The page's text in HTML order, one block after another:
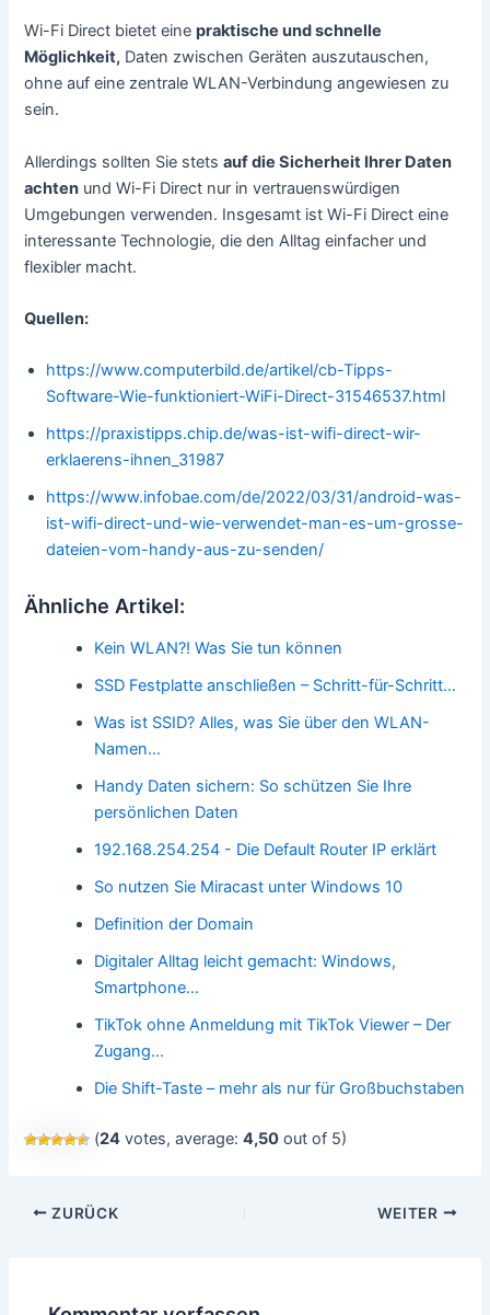
Wi-Fi Direct bietet einepraktische und schnelle
Möglichkeit, Daten zwischen Geräten auszutauschen,
ohne auf eine zentrale WLAN-Verbindung angewiesen zu
sein.
Allerdings sollten Sie stetsauf die Sicherheit Ihrer Daten
achten und Wi-Fi Direct nur in vertrauenswürdigen
Umgebungen verwenden. Insgesamt ist Wi-Fi Direct eine
interessante Technologie, die den Alltag einfacher und
flexibler macht.
Quellen:
https://www.computerbild.de/artikel/cb-Tipps-
Software-Wie-funktioniert-WiFi-Direct-31546537.html
https://praxistipps.chip.de/was-ist-wifi-direct-wir-
erklaerens-ihnen_31987
https://www.infobae.com/de/2022/03/31/android-was-
ist-wifi-direct-und-wie-verwendet-man-es-um-grosse-
dateien-vom-handy-aus-zu-senden/
Ähnliche Artikel:
Kein WLAN?! Was Sie tun können
SSD Festplatte anschließen – Schritt-für-Schritt…
Was ist SSID? Alles, was Sie über den WLAN-
Namen…
Handy Daten sichern: So schützen Sie Ihre
persönlichen Daten
192.168.254.254 - Die Default Router IP erklärt
So nutzen Sie Miracast unter Windows 10
Definition der Domain
Digitaler Alltag leicht gemacht: Windows,
Smartphone…
TikTok ohne Anmeldung mit TikTok Viewer – Der
Zugang…
Die Shift-Taste – mehr als nur für Großbuchstaben
(24 votes, average:4,50 out of 5)
Beitragsnavigation
ZURÜCK WEITER